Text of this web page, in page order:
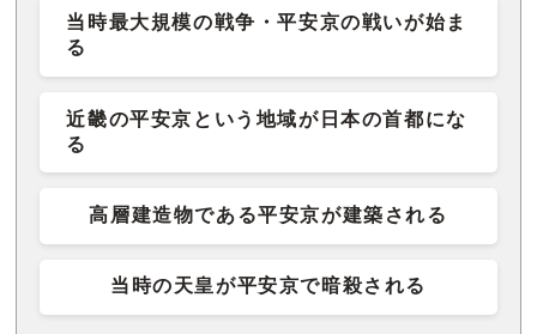
当時最大規模の戦争・平安京の戦いが始ま
る
近畿の平安京という地域が日本の首都にな
る
高層建造物である平安京が建築される
当時の天皇が平安京で暗殺される